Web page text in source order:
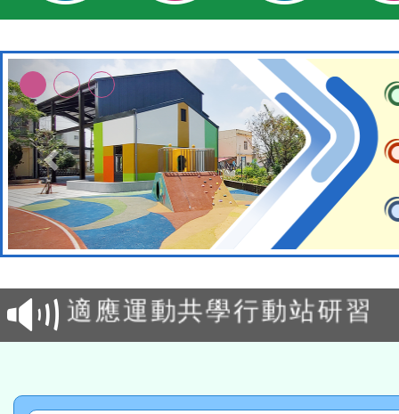
本校115學年度第2次代理
結果公告(無人報名，續辦
適應運動共學行動站研習
本館辦理115年度閱讀磐